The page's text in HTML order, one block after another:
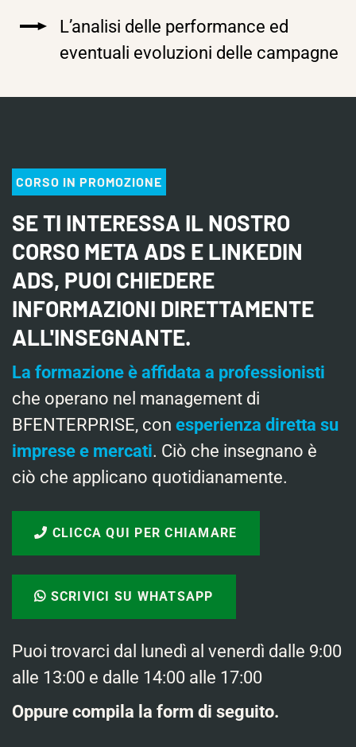
L’analisi delle performance ed
eventuali evoluzioni delle campagne
CORSO IN PROMOZIONE
SE TI INTERESSA IL NOSTRO
CORSO META ADS E LINKEDIN
ADS, PUOI CHIEDERE
INFORMAZIONI DIRETTAMENTE
ALL'INSEGNANTE.
La formazione è affidata a professionisti
che operano nel management di
BFENTERPRISE, con esperienza diretta su
imprese e mercati. Ciò che insegnano è
ciò che applicano quotidianamente.
CLICCA QUI PER CHIAMARE
SCRIVICI SU WHATSAPP
Puoi trovarci dal lunedì al venerdì dalle 9:00
alle 13:00 e dalle 14:00 alle 17:00
Oppure compila la form di seguito.